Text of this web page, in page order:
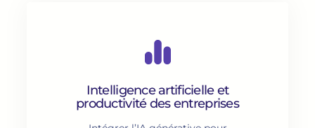
Intelligence artificielle et
productivité des entreprises